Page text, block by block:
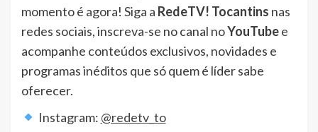
momento é agora! Siga a RedeTV! Tocantins nas
redes sociais, inscreva-se no canal noYouTubee
acompanhe conteúdos exclusivos, novidades e
programas inéditos que só quem é líder sabe
oferecer.
Instagram: @redetv_to